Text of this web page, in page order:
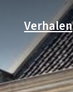
Verhalen